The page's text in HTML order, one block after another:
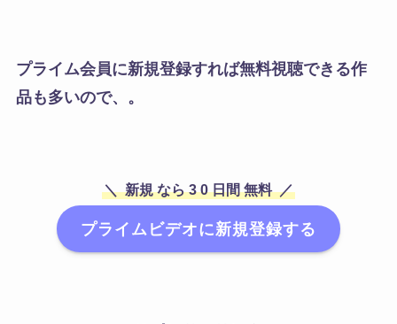
プライム会員に新規登録すれば無料視聴できる作
品も多いので、。
＼ 新規 なら 3 0 日間 無料 ／
プライムビデオに新規登録する